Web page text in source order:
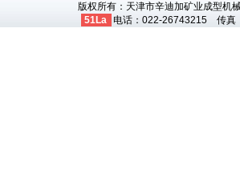
版权所有：天津市辛迪加矿业成型
51La
电话：022-26743215 传